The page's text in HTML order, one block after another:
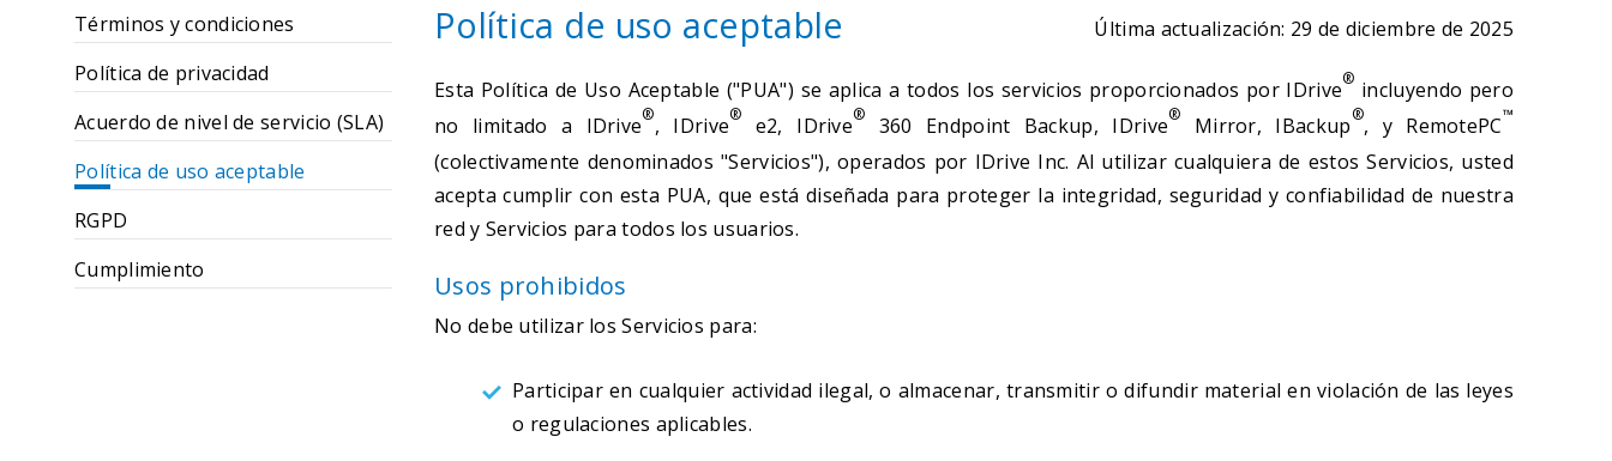
Términos y condiciones
Política de privacidad
Acuerdo de nivel de servicio (SLA)
Política de uso aceptable
RGPD
Cumplimiento
Política de uso aceptable Última actualización: 29 de diciembre de 2025
Esta Política de Uso Aceptable ("PUA") se aplica a todos los servicios proporcionados por IDrive® incluyendo pero
no limitado a IDrive®, IDrive® e2, IDrive® 360 Endpoint Backup, IDrive® Mirror, IBackup®, y RemotePC™
(colectivamente denominados "Servicios"), operados por IDrive Inc. Al utilizar cualquiera de estos Servicios, usted
acepta cumplir con esta PUA, que está diseñada para proteger la integridad, seguridad y confiabilidad de nuestra
red y Servicios para todos los usuarios.
Usos prohibidos
No debe utilizar los Servicios para:
Participar en cualquier actividad ilegal, o almacenar, transmitir o difundir material en violación de las leyes
o regulaciones aplicables.